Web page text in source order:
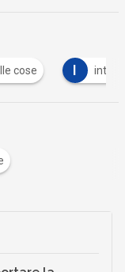
cose I